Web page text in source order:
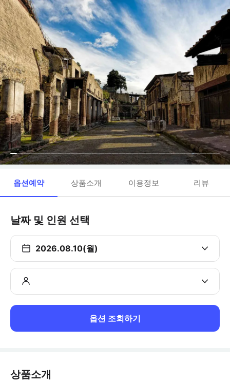
옵션예약 상품소개 이용정보 리뷰
날짜 및 인원 선택
2026.08.10(월)
옵션 조회하기
상품소개